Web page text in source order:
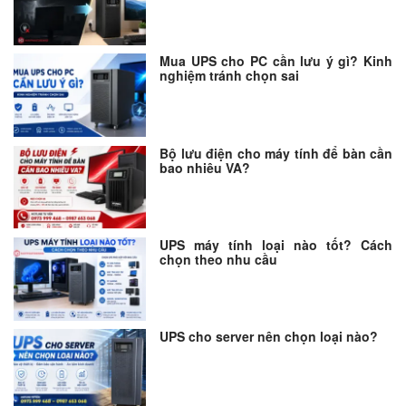
Mua UPS cho PC cần lưu ý gì? Kinh
nghiệm tránh chọn sai
Bộ lưu điện cho máy tính để bàn cần
bao nhiêu VA?
UPS máy tính loại nào tốt? Cách
chọn theo nhu cầu
UPS cho server nên chọn loại nào?